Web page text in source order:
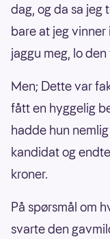
dag, og da sa jeg
bare at jeg
jaggu meg, lo
Men; Dette var
fått en hyggelig
hadde hun
kandidat og
kroner.
På spørsmål om
svarte den